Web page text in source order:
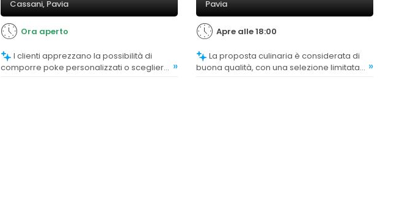
Cassani, Pavia
Ora aperto
I clienti apprezzano la possibilità di
comporre poke personalizzati o scegliere »
Pavia
Apre alle 18:00
La proposta culinaria è considerata di
buona qualità, con una selezione limitata
»